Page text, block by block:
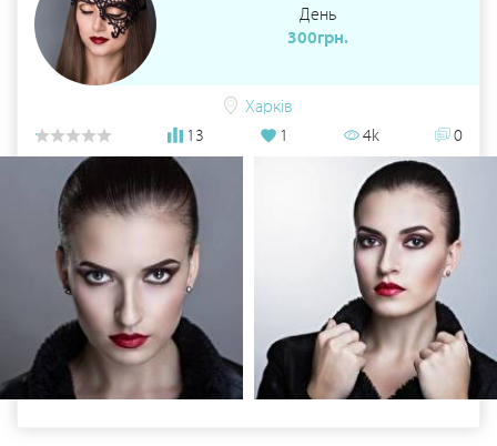
День
300грн.
Харків
13
1 4k 0